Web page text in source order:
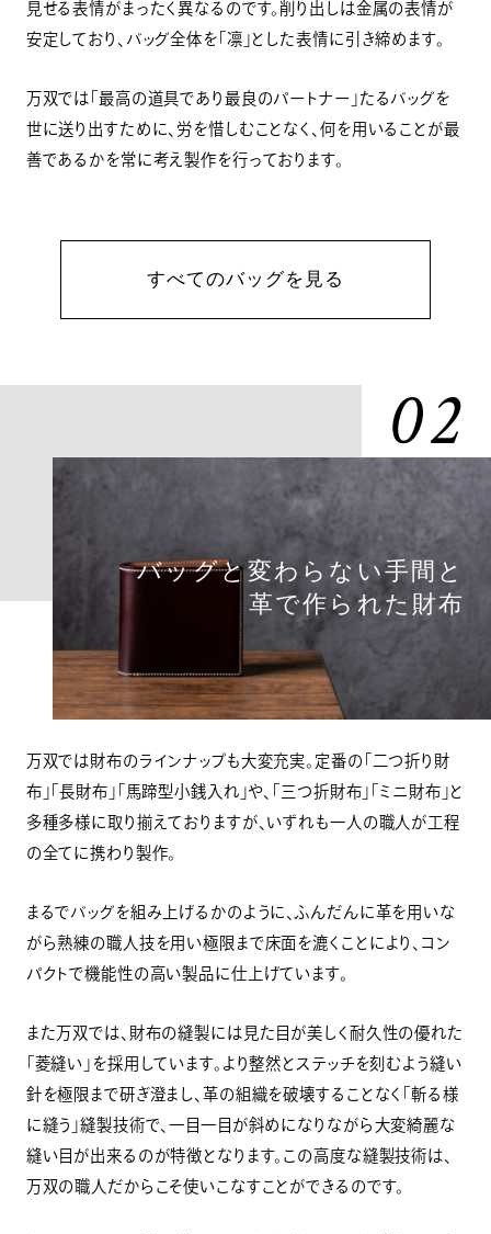
見せる表情がまったく異なるのです。削り出しは金属の表情が
安定しており、バッグ全体を「凛」とした表情に引き締めます。
万双では「最高の道具であり最良のパートナー」たるバッグを
世に送り出すために、労を惜しむことなく、何を用いることが最
善であるかを常に考え製作を行っております。
すべてのバッグを見る
02
バッグと変わらない手間と
革で作られた財布
万双では財布のラインナップも大変充実。定番の「二つ折り財
布」「長財布」「馬蹄型小銭入れ」や、「三つ折財布」「ミニ財布」と
多種多様に取り揃えておりますが、いずれも一人の職人が工程
の全てに携わり製作。
まるでバッグを組み上げるかのように、ふんだんに革を用いな
がら熟練の職人技を用い極限まで床面を漉くことにより、コン
パクトで機能性の高い製品に仕上げています。
また万双では、財布の縫製には見た目が美しく耐久性の優れた
「菱縫い」を採用しています。より整然とステッチを刻むよう縫い
針を極限まで研ぎ澄まし、革の組織を破壊することなく「斬る様
に縫う」縫製技術で、一目一目が斜めになりながら大変綺麗な
縫い目が出来るのが特徴となります。この高度な縫製技術は、
万双の職人だからこそ使いこなすことができるのです。